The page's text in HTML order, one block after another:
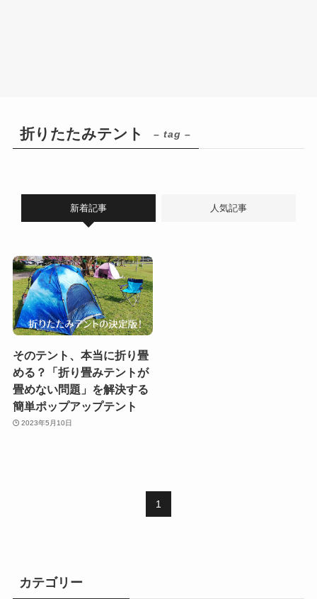
折りたたみテント – tag –
新着記事 人気記事
そのテント、本当に折り畳
める？「折り畳みテントが
畳めない問題」を解決する
簡単ポップアップテント
2023年5月10日
1
カテゴリー